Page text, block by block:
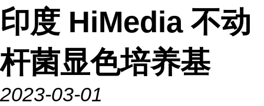
印度 HiMedia 不动
杆菌显色培养基
2023-03-01